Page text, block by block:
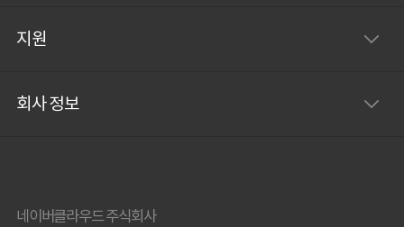
지원
회사 정보
네이버클라우드 주식회사